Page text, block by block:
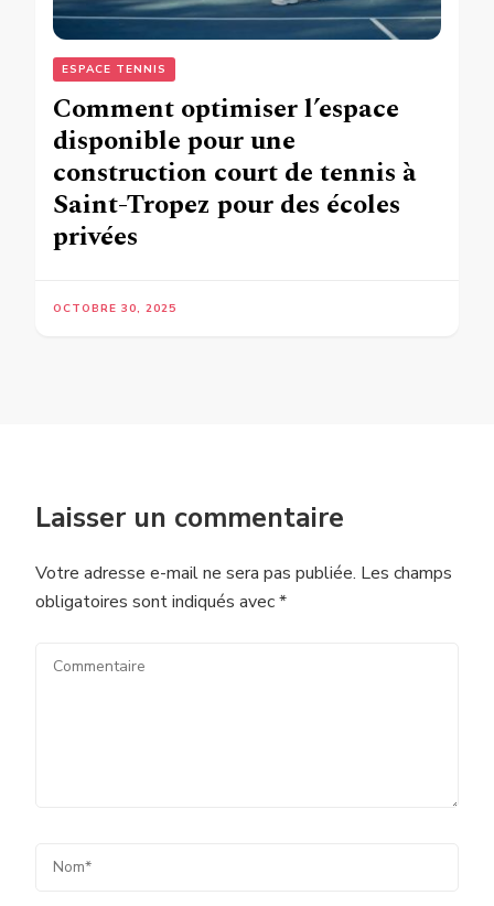
ESPACE TENNIS
Comment optimiser l’espace
disponible pour une
construction court de tennis à
Saint-Tropez pour des écoles
privées
OCTOBRE 30, 2025
Laisser un commentaire
Votre adresse e-mail ne sera pas publiée. Les champs
obligatoires sont indiqués avec*